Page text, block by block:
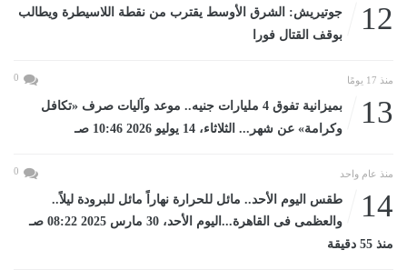
12
جوتيريش: الشرق الأوسط يقترب من نقطة اللاسيطرة ويطالب
بوقف القتال فورا
منذ 17 يومًا 0
13
بميزانية تفوق 4 مليارات جنيه.. موعد وآليات صرف «تكافل
وكرامة» عن شهر... الثلاثاء، 14 يوليو 2026 10:46 صـ
منذ عام واحد 0
14
طقس اليوم الأحد.. مائل للحرارة نهاراً مائل للبرودة ليلاً..
والعظمى فى القاهرة...اليوم الأحد، 30 مارس 2025 08:22 صـ
منذ 55 دقيقة